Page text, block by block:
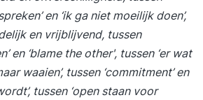
en ‘ik ga niet moeilijk doen’,
en vrijblijvend, tussen
en ‘blame the other', tussen ‘er wat
waaien’, tussen ‘commitment’ en
tussen ‘open staan voor